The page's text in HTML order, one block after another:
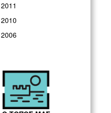
2011
2010
2006